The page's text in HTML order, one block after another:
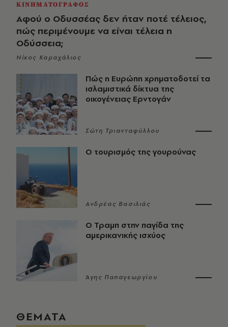
ΚΙΝΗΜΑΤΟΓΡΑΦΟΣ
Αφού ο Οδυσσέας δεν ήταν ποτέ τέλειος,
πώς περιμένουμε να είναι τέλεια η
Οδύσσεια;
Νίκος Καραχάλιος
Πώς η Ευρώπη χρηματοδοτεί τα
ισλαμιστικά δίκτυα της
οικογένειας Ερντογάν
Σώτη Τριανταφύλλου
Ο τουρισμός της γουρούνας
Ανδρέας Βασιλιάς
Ο Τραμπ στην παγίδα της
αμερικανικής ισχύος
Άγης Παπαγεωργίου
ΘΕΜΑΤΑ